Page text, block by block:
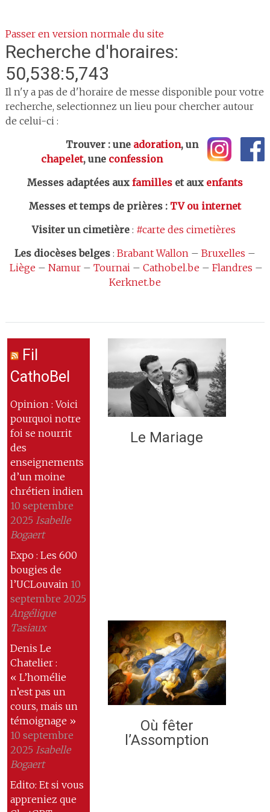
Passer en version normale du site
Recherche d'horaires:
50,538:5,743
Il n'y a pas de d'horaire de messe disponible pour votre
recherche, selectionnez un lieu pour chercher autour
de celui-ci :
Trouver : une adoration, un
chapelet, une confession
Messes adaptées aux familleset aux enfants
Messes et temps de prières: TV ou internet
Visiter un cimetière: #carte des cimetières
Les diocèses belges: Brabant Wallon– Bruxelles –
Liège – Namur– Tournai– Cathobel.be – Flandres –
Kerknet.be
Fil
CathoBel
Opinion : Voici
pourquoi notre
foi se nourrit
des
enseignements
d’un moine
chrétien indien
10 septembre
2025 Isabelle
Bogaert
Expo : Les 600
bougies de
l’UCLouvain 10
septembre 2025
Angélique
Tasiaux
Denis Le
Chatelier :
« L’homélie
n’est pas un
cours, mais un
témoignage »
10 septembre
2025 Isabelle
Bogaert
Edito: Et si vous
appreniez que
Le Mariage
Où fêter
l’Assomption